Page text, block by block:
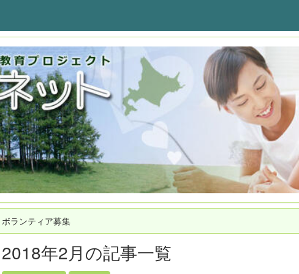
ボランティア募集
2018年2月の記事一覧